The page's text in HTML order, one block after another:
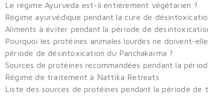
Le régime Ayurveda est-il entièrement végétarien ?
Régime ayurvédique pendant la cure de
Aliments à éviter pendant la période de
Pourquoi les protéines animales lourdes ne doivent-
période de désintoxication du Panchakarma ?
Sources de protéines recommandées pendant la
Régime de traitement à Nattika Retreats
Liste des sources de protéines pendant la période